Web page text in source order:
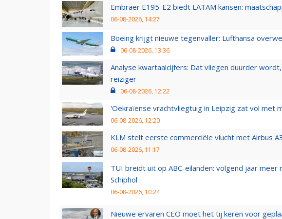
Embraer E195-E2 biedt LATAM kansen:
06-08-2026, 14:27
Boeing krijgt nieuwe tegenvaller: Lufthansa
06-08-2026, 13:36
Analyse kwartaalcijfers: Dat vliegen duurder
reiziger
06-08-2026, 12:22
'Oekraïense vrachtvliegtuig in Leipzig zat vol met
06-08-2026, 12:20
KLM stelt eerste commerciële vlucht met Airbus
06-08-2026, 11:17
TUI breidt uit op ABC-eilanden: volgend jaar
Schiphol
06-08-2026, 10:24
Nieuwe ervaren CEO moet het tij keren voor